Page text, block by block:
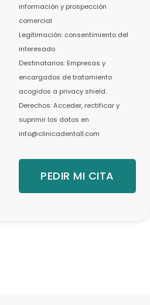
información y prospección
comercial
Legitimación: consentimiento del
interesado
Destinatarios: Empresas y
encargados de tratamiento
acogidos a privacy shield.
Derechos: Acceder, rectificar y
suprimir los datos en
info@clinicadentall.com
PEDIR MI CITA